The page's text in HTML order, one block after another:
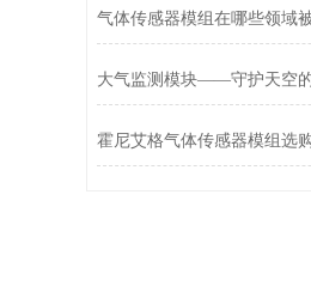
大气监测模块——守护天空